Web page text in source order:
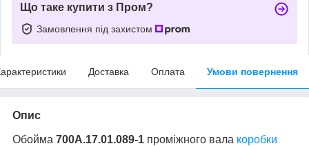
Що таке купити з Пром?
Замовлення під захистом
Доставка Оплата Умови повернення
Опис
Обойма 700А.17.01.089-1 проміжного вала коробки